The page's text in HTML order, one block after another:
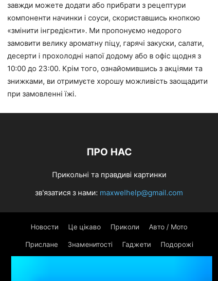
завжди можете додати або прибрати з рецептури
компоненти начинки і соуси, скориставшись кнопкою
«змінити інгредієнти». Ми пропонуємо недорого
замовити велику ароматну піцу, гарячі закуски, салати,
десерти і прохолодні напої додому або в офіс щодня з
10:00 до 23:00. Крім того, ознайомившись з акціями та
знижками, ви отримуєте хорошу можливість заощадити
при замовленні їжі.
ПРО НАС
Прикольні та правдиві картинки
зв'язатися з нами: maxwelhelp@gmail.com
Новости Це цікаво Приколи Авто / Мото
Прислане Знаменитості Гаджети Подорожі